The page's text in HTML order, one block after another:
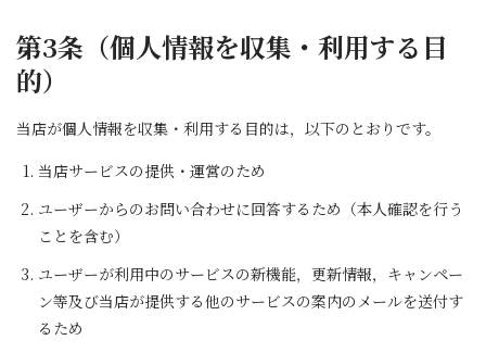
第3条（個人情報を収集・利用する目
的）
当店が個人情報を収集・利用する目的は，以下のとおりです。
当店サービスの提供・運営のため
ユーザーからのお問い合わせに回答するため（本人確認を行う
ことを含む）
ユーザーが利用中のサービスの新機能，更新情報，キャンペー
ン等及び当店が提供する他のサービスの案内のメールを送付す
るため